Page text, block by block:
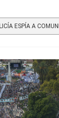
ESPÍA A